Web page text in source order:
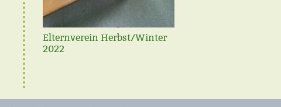
Elternverein Herbst/Winter
2022